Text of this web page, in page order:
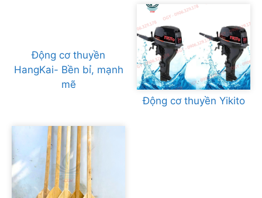
Động cơ thuyền
HangKai- Bền bỉ, mạnh
mẽ
Động cơ thuyền Yikito